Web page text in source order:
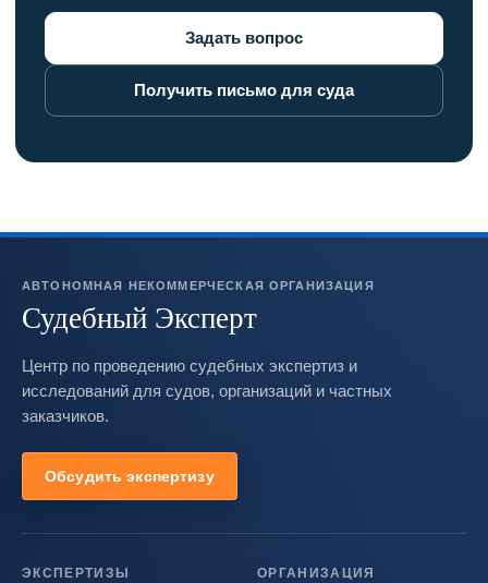
Задать вопрос
Получить письмо для суда
АВТОНОМНАЯ НЕКОММЕРЧЕСКАЯ ОРГАНИЗАЦИЯ
Судебный Эксперт
Центр по проведению судебных экспертиз и
исследований для судов, организаций и частных
заказчиков.
Обсудить экспертизу
ЭКСПЕРТИЗЫ ОРГАНИЗАЦИЯ